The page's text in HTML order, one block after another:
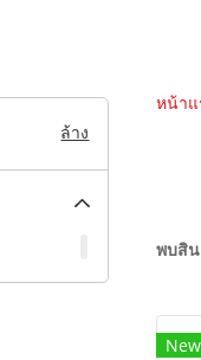
หน้าแ
พบสิ
New
ล้าง